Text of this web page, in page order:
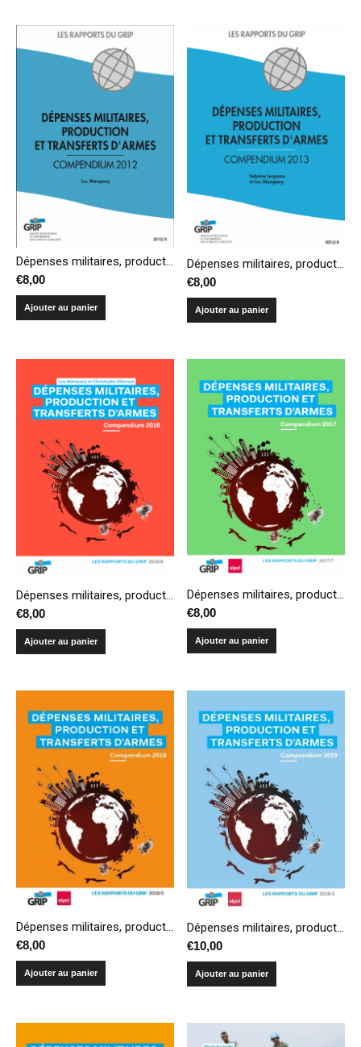
Dépenses militaires, production et transferts d’armes – Compendium 2012
€8,00
Ajouter au panier
Dépenses militaires, production et transferts d’armes – Compendium 2013
€8,00
Ajouter au panier
Dépenses militaires, production et transferts d’armes – Compendium 2016
€8,00
Ajouter au panier
Dépenses militaires, production et transferts d’armes – Compendium 2017
€8,00
Ajouter au panier
Dépenses militaires, production et transferts d’armes – Compendium 2018
€8,00
Ajouter au panier
Dépenses militaires, production et transferts d’armes – Compendium 2019
€10,00
Ajouter au panier